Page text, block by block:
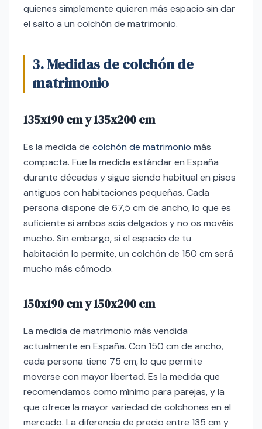
quienes simplemente quieren más espacio sin dar
el salto a un colchón de matrimonio.
3. Medidas de colchón de
matrimonio
135x190 cm y 135x200 cm
Es la medida de colchón de matrimonio más
compacta. Fue la medida estándar en España
durante décadas y sigue siendo habitual en pisos
antiguos con habitaciones pequeñas. Cada
persona dispone de 67,5 cm de ancho, lo que es
suficiente si ambos sois delgados y no os movéis
mucho. Sin embargo, si el espacio de tu
habitación lo permite, un colchón de 150 cm será
mucho más cómodo.
150x190 cm y 150x200 cm
La medida de matrimonio más vendida
actualmente en España. Con 150 cm de ancho,
cada persona tiene 75 cm, lo que permite
moverse con mayor libertad. Es la medida que
recomendamos como mínimo para parejas, y la
que ofrece la mayor variedad de colchones en el
mercado. La diferencia de precio entre 135 cm y